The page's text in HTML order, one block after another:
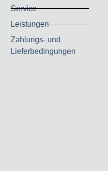
Service
Leistungen
Zahlungs- und
Lieferbedingungen